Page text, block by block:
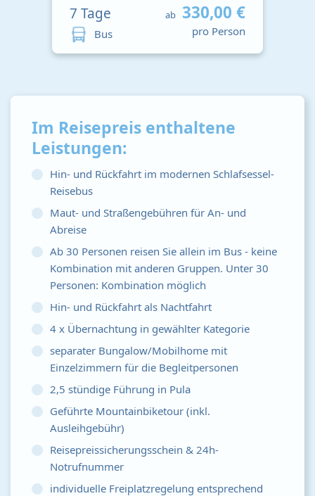
7 Tage
Bus
ab 330,00 €
pro Person
Im Reisepreis enthaltene
Leistungen:
Hin- und Rückfahrt im modernen Schlafsessel-
Reisebus
Maut- und Straßengebühren für An- und
Abreise
Ab 30 Personen reisen Sie allein im Bus - keine
Kombination mit anderen Gruppen. Unter 30
Personen: Kombination möglich
Hin- und Rückfahrt als Nachtfahrt
4 x Übernachtung in gewählter Kategorie
separater Bungalow/Mobilhome mit
Einzelzimmern für die Begleitpersonen
2,5 stündige Führung in Pula
Geführte Mountainbiketour (inkl.
Ausleihgebühr)
Reisepreissicherungsschein & 24h-
Notrufnummer
individuelle Freiplatzregelung entsprechend